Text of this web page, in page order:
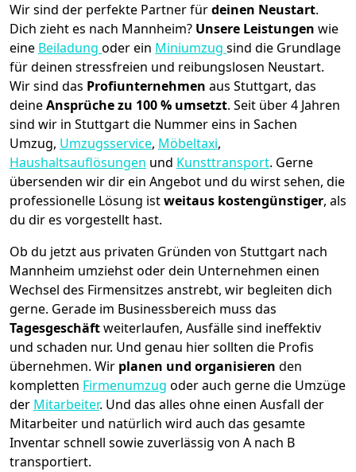
Wir sind der perfekte Partner fürdeinen Neustart.
Dich zieht es nach Mannheim? Unsere Leistungen wie
eine Beiladung oder ein Miniumzug sind die Grundlage
für deinen stressfreien und reibungslosen Neustart.
Wir sind das Profiunternehmen aus Stuttgart, das
deineAnsprüche zu 100 % umsetzt. Seit über 4 Jahren
sind wir in Stuttgart die Nummer eins in Sachen
Umzug, Umzugsservice, Möbeltaxi,
Haushaltsauflösungen und Kunsttransport. Gerne
übersenden wir dir ein Angebot und du wirst sehen, die
professionelle Lösung istweitaus kostengünstiger, als
du dir es vorgestellt hast.
Ob du jetzt aus privaten Gründen von Stuttgart nach
Mannheim umziehst oder dein Unternehmen einen
Wechsel des Firmensitzes anstrebt, wir begleiten dich
gerne. Gerade im Businessbereich muss das
Tagesgeschäftweiterlaufen, Ausfälle sind ineffektiv
und schaden nur. Und genau hier sollten die Profis
übernehmen. Wir planen und organisieren den
kompletten Firmenumzug oder auch gerne die Umzüge
der Mitarbeiter. Und das alles ohne einen Ausfall der
Mitarbeiter und natürlich wird auch das gesamte
Inventar schnell sowie zuverlässig von A nach B
transportiert.